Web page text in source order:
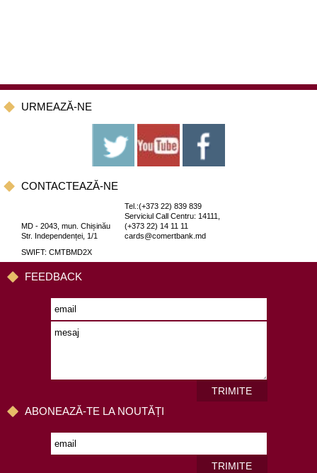
URMEAZĂ-NE
CONTACTEAZĂ-NE
MD - 2043, mun. Chișinău
Str. Independenței, 1/1
Tel.:(+373 22) 839 839
Serviciul Call Centru: 14111,
(+373 22) 14 11 11
cards@comertbank.md
SWIFT: CMTBMD2X
FEEDBACK
TRIMITE
ABONEAZĂ-TE LA NOUTĂȚI
TRIMITE